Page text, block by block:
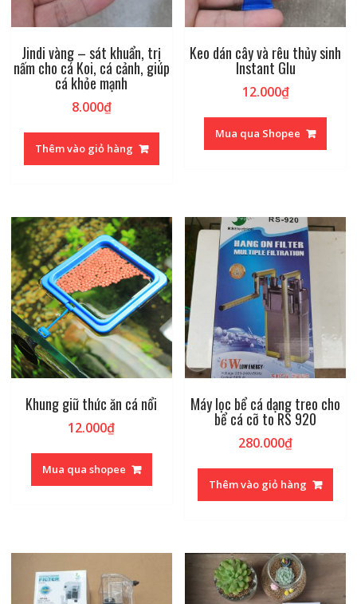
Jindi vàng – sát khuẩn, trị
nấm cho cá Koi, cá cảnh, giúp
cá khỏe mạnh
8.000₫
Thêm vào giỏ hàng
Keo dán cây và rêu thủy sinh
Instant Glu
12.000₫
Mua qua Shopee
Khung giữ thức ăn cá nổi
12.000₫
Mua qua shopee
Máy lọc bể cá dạng treo cho
bể cá cỡ to RS 920
280.000₫
Thêm vào giỏ hàng